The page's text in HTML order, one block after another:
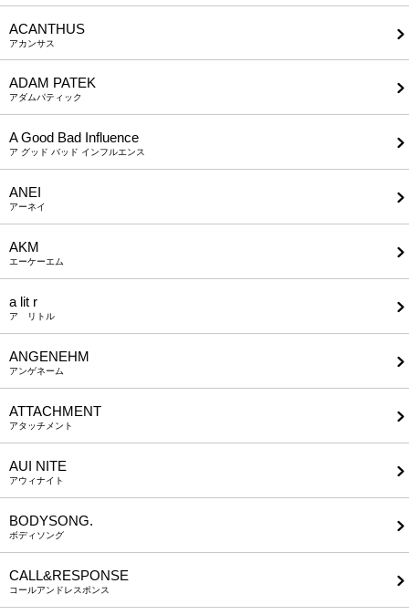
ACANTHUS
アカンサス
ADAM PATEK
アダムパティック
A Good Bad Influence
ア グッド バッド インフルエンス
ANEI
アーネイ
AKM
エーケーエム
a lit r
ア リトル
ANGENEHM
アンゲネーム
ATTACHMENT
アタッチメント
AUI NITE
アウィナイト
BODYSONG.
ボディソング
CALL&RESPONSE
コールアンドレスポンス